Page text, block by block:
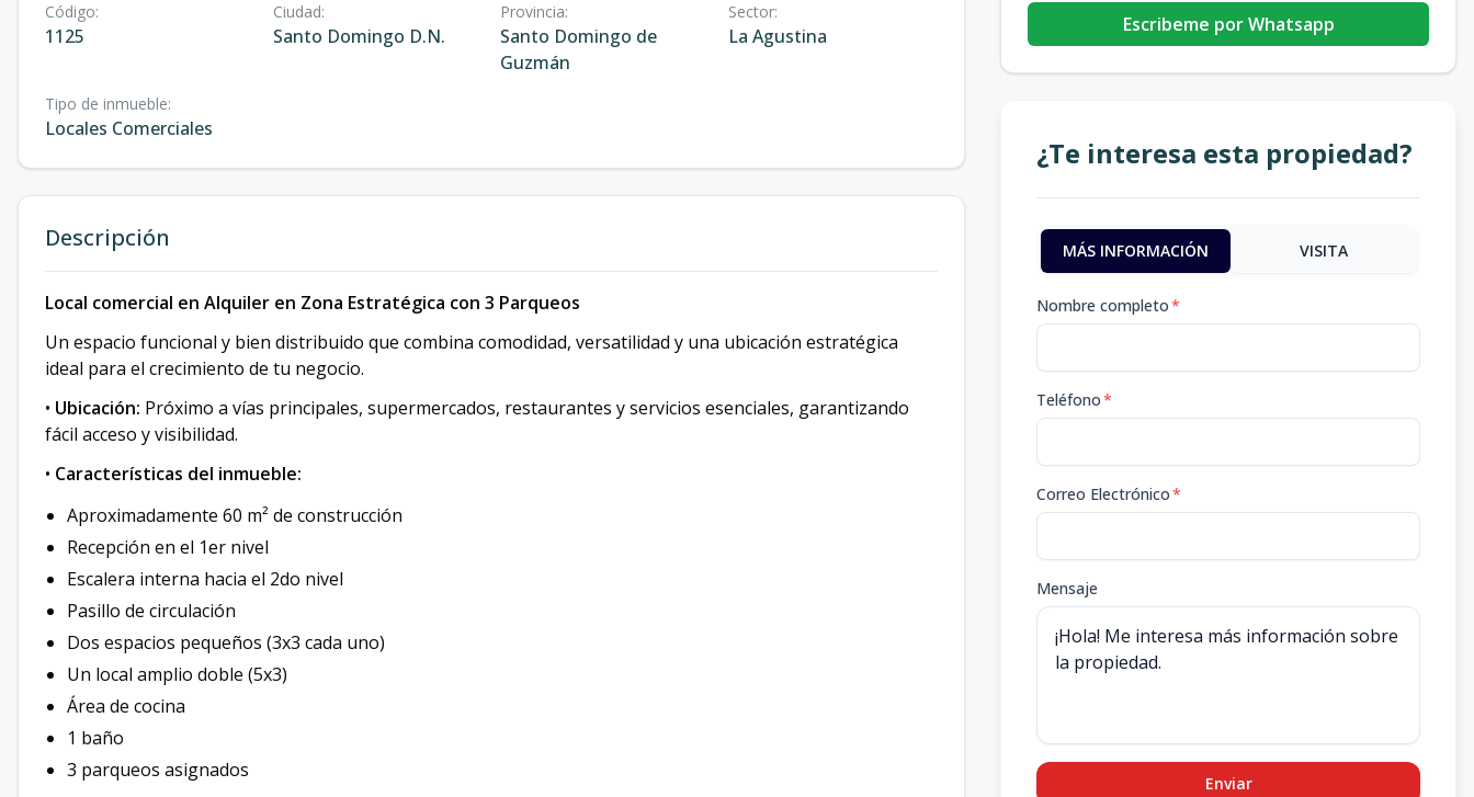
Código:
1125
Ciudad:
Santo Domingo D.N.
Provincia:
Santo Domingo de
Guzmán
Sector:
La Agustina
Tipo de inmueble:
Locales Comerciales
Descripción
Local comercial en Alquiler en Zona Estratégica con 3 Parqueos
Un espacio funcional y bien distribuido que combina comodidad, versatilidad y una ubicación estratégica
ideal para el crecimiento de tu negocio.
• Ubicación: Próximo a vías principales, supermercados, restaurantes y servicios esenciales, garantizando
fácil acceso y visibilidad.
• Características del inmueble:
Aproximadamente 60 m² de construcción
Recepción en el 1er nivel
Escalera interna hacia el 2do nivel
Pasillo de circulación
Dos espacios pequeños (3x3 cada uno)
Un local amplio doble (5x3)
Área de cocina
1 baño
3 parqueos asignados
Escribeme por Whatsapp
¿Te interesa esta propiedad?
MÁS INFORMACIÓN VISITA
Nombre completo*
Teléfono*
Correo Electrónico*
Mensaje
Enviar